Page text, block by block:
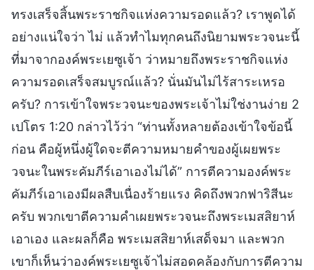
ทรงเสร็จสิ้นพระราชกิจแห่งความรอดแล้ว? เราพูดได้
อย่างแน่ใจว่า ไม่ แล้วทำไมทุกคนถึงนิยามพระวจนะนี้
ที่มาจากองค์พระเยซูเจ้า ว่าหมายถึงพระราชกิจแห่ง
ความรอดเสร็จสมบูรณ์แล้ว? นั่นมันไม่ไร้สาระเหรอ
ครับ? การเข้าใจพระวจนะของพระเจ้าไม่ใช่งานง่าย 2
เปโตร 1:20 กล่าวไว้ว่า “ท่านทั้งหลายต้องเข้าใจข้อนี้
ก่อน คือผู้หนึ่งผู้ใดจะตีความหมายคำของผู้เผยพระ
วจนะในพระคัมภีร์เอาเองไม่ได้” การตีความองค์พระ
คัมภีร์เอาเองมีผลสืบเนื่องร้ายแรง คิดถึงพวกฟาริสีนะ
ครับ พวกเขาตีความคำเผยพระวจนะถึงพระเมสสิยาห์
เอาเอง และผลก็คือ พระเมสสิยาห์เสด็จมา และพวก
เขาก็เห็นว่าองค์พระเยซูเจ้าไม่สอดคล้องกับการตีความ